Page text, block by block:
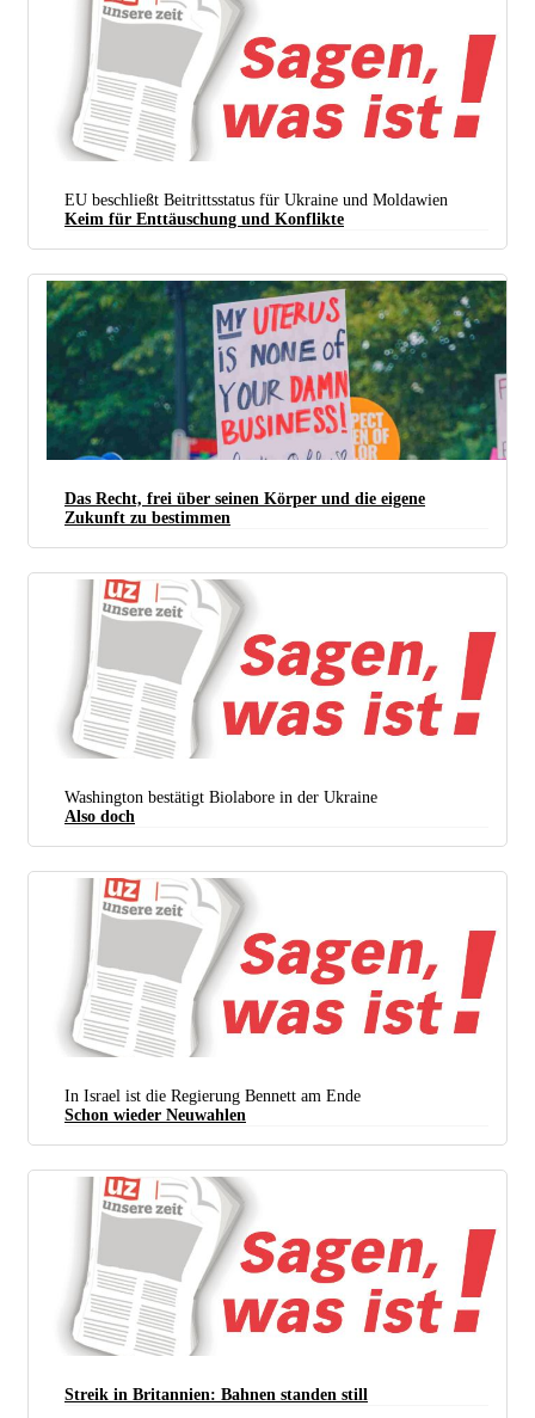
EU beschließt Beitrittsstatus für Ukraine und Moldawien
Keim für Enttäuschung und Konflikte
Ted Eytan / Flickr / CC BY-SA 2.0 )
Das Recht, frei über seinen Körper und die eigene
Zukunft zu bestimmen
Washington bestätigt Biolabore in der Ukraine
Also doch
In Israel ist die Regierung Bennett am Ende
Schon wieder Neuwahlen
Streik in Britannien: Bahnen standen still